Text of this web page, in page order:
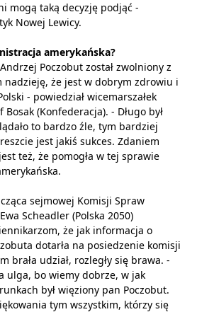
mogą taką decyzję podjąć -
Nowej Lewicy.
amerykańska?
Poczobut został zwolniony z
nadzieję, że jest w dobrym zdrowiu i
- powiedział wicemarszałek
Bosak (Konfederacja). - Długo był
to bardzo źle, tym bardziej
jest jakiś sukces. Zdaniem
też, że pomogła w tej sprawie
sejmowej Komisji Spraw
Scheadler (Polska 2050)
że jak informacja o
dotarła na posiedzenie komisji
brała udział, rozległy się brawa. -
ulga, bo wiemy dobrze, w jak
był więziony pan Poczobut.
tym wszystkim, którzy się